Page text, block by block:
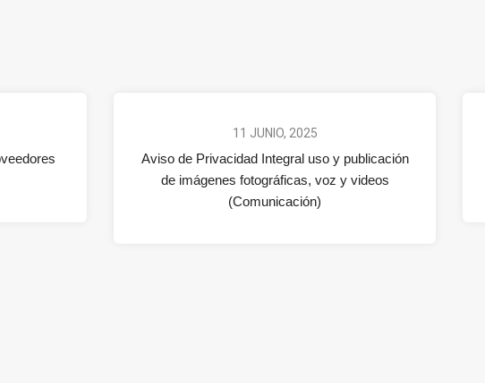
11 JUNIO, 2025
Aviso de Privacidad Integral uso y publicación
de imágenes fotográficas, voz y videos
(Comunicación)